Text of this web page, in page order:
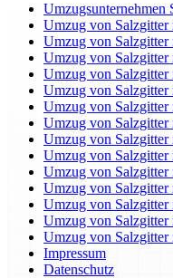
Umzugsunternehmen
Umzug von Salzgitter
Umzug von Salzgitter
Umzug von Salzgitter
Umzug von Salzgitter
Umzug von
Umzug von Salzgitter
Umzug von Salzgitter
Umzug von Salzgitter
Umzug von Salzgitter
Umzug von Salzgitter
Umzug von Salzgitter
Umzug von Salzgitter
Umzug von Salzgitter
Umzug von Salzgitter
Impressum
Datenschutz